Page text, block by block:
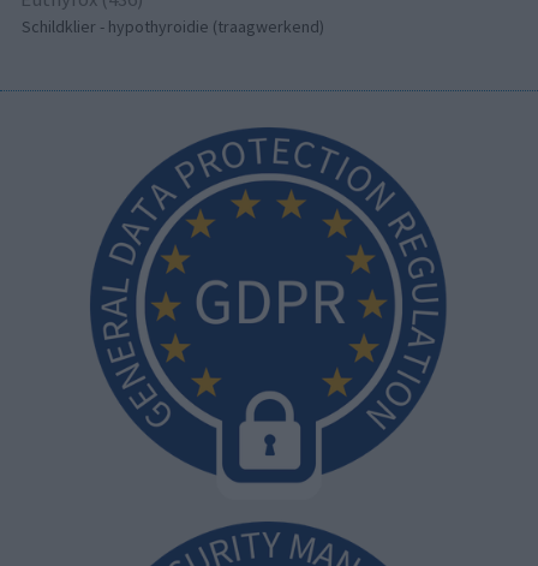
Schildklier - hypothyroidie (traagwerkend)